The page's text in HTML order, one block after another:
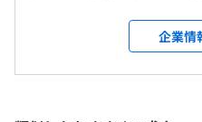
OS ：windows 11 Pro
CPU ：Core i7-10700
・産前、産後休暇
・育児休暇
前年度の月平均所定外労働
5.0時間
こなっており、堅実性と
当社は独自の優れた学習
生の8割以上が御三家・
企業情